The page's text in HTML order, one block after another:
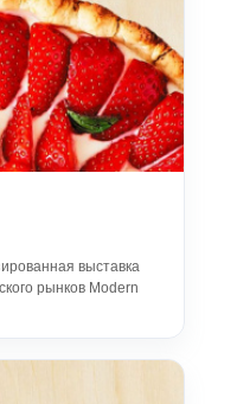
выставка
рынков Modern